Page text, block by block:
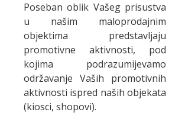
Poseban oblik Vašeg prisustva
u našim maloprodajnim
objektima predstavljaju
promotivne aktivnosti, pod
kojima podrazumijevamo
održavanje Vaših promotivnih
aktivnosti ispred naših objekata
(kiosci, shopovi).